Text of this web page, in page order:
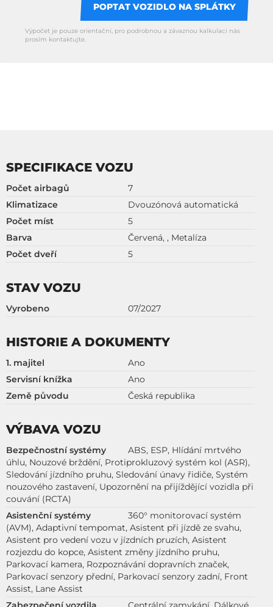
POPTAT VOZIDLO NA SPLÁTKY
Výpočet je pouze orientační, pro podrobnou a závaznou kalkulaci nás
prosím kontaktujte.
SPECIFIKACE VOZU
Počet airbagů
7
Klimatizace
Dvouzónová automatická
Počet míst
5
Barva
Červená, , Metalíza
Počet dveří
5
STAV VOZU
Vyrobeno 07/2027
HISTORIE A DOKUMENTY
1. majitel
Ano
Servisní knížka
Ano
Země původu
Česká republika
VÝBAVA VOZU
Bezpečnostní systémy
ABS, ESP, Hlídání mrtvého
úhlu, Nouzové brždění, Protiprokluzový systém kol (ASR),
Sledování jízdního pruhu, Sledování únavy řidiče, Systém
nouzového zastavení, Upozornění na přijíždějící vozidla při
couvání (RCTA)
Asistenční systémy
360° monitorovací systém
(AVM), Adaptivní tempomat, Asistent při jízdě ze svahu,
Asistent pro vedení vozu v jízdních pruzích, Asistent
rozjezdu do kopce, Asistent změny jízdního pruhu,
Parkovací kamera, Rozpoznávání dopravních značek,
Parkovací senzory přední, Parkovací senzory zadní, Front
Assist, Lane Assist